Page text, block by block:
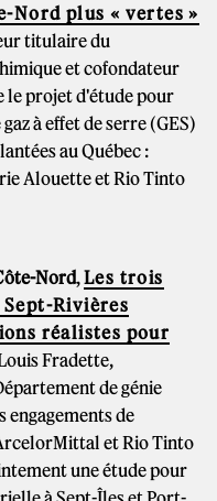
Nord plus « vertes »
titulaire du
et cofondateur
le projet d'étude pour
à effet de serre (GES)
au Québec :
Alouette et Rio Tinto
Nord,Les trois
Rivières
réalistes pour
Fradette,
de génie
engagements de
et Rio Tinto
une étude pour